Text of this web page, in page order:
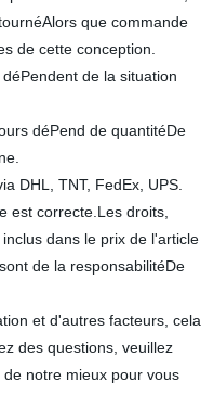
que commande
de cette conception.
de la situation
déPend de quantitéDe
DHL, TNT, FedEx, UPS.
est correcte.Les droits,
dans le prix de l'article
de la responsabilitéDe
et d'autres facteurs, cela
des questions, veuillez
notre mieux pour vous